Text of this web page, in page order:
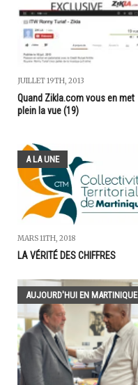
JUILLET 19TH, 2013
Quand Zikla.com vous en met
plein la vue (19)
A LA UNE
MARS 11TH, 2018
LA VÉRITÉ DES CHIFFRES
AUJOURD'HUI EN MARTINIQUE